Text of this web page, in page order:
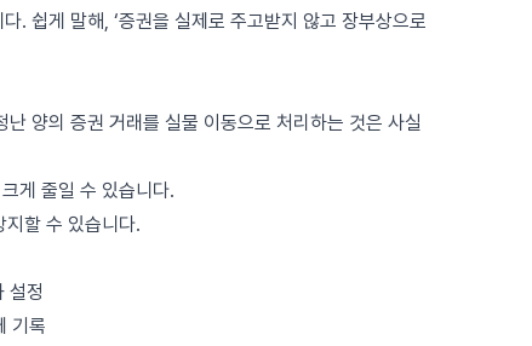
. 쉽게 말해, ‘증권을 실제로 주고받지 않고 장부상으로
양의 증권 거래를 실물 이동으로 처리하는 것은 사실
게 줄일 수 있습니다.
할 수 있습니다.
설정
기록